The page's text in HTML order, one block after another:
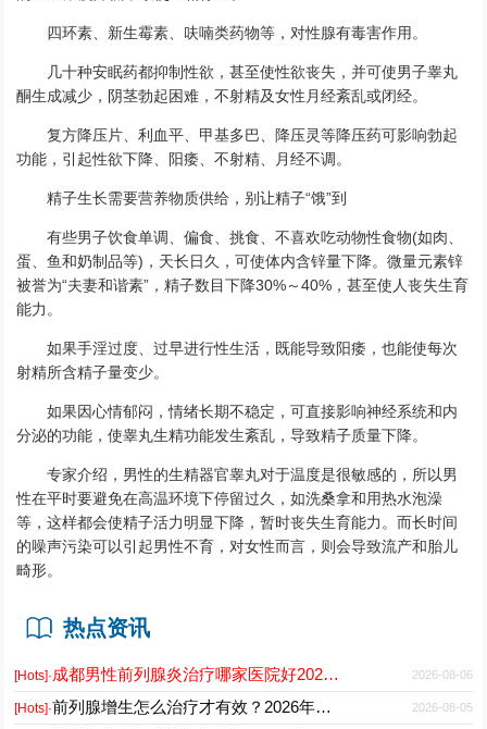
四环素、新生霉素、呋喃类药物等，对性腺有毒害作用。
几十种安眠药都抑制性欲，甚至使性欲丧失，并可使男子睾丸
酮生成减少，阴茎勃起困难，不射精及女性月经紊乱或闭经。
复方降压片、利血平、甲基多巴、降压灵等降压药可影响勃起
功能，引起性欲下降、阳痿、不射精、月经不调。
精子生长需要营养物质供给，别让精子“饿”到
有些男子饮食单调、偏食、挑食、不喜欢吃动物性食物(如肉、
蛋、鱼和奶制品等)，天长日久，可使体内含锌量下降。微量元素锌
被誉为“夫妻和谐素”，精子数目下降30%～40%，甚至使人丧失生育
能力。
如果手淫过度、过早进行性生活，既能导致阳痿，也能使每次
射精所含精子量变少。
如果因心情郁闷，情绪长期不稳定，可直接影响神经系统和内
分泌的功能，使睾丸生精功能发生紊乱，导致精子质量下降。
专家介绍，男性的生精器官睾丸对于温度是很敏感的，所以男
性在平时要避免在高温环境下停留过久，如洗桑拿和用热水泡澡
等，这样都会使精子活力明显下降，暂时丧失生育能力。而长时间
的噪声污染可以引起男性不育，对女性而言，则会导致流产和胎儿
畸形。
热点资讯
[Hots]·成都男性前列腺炎治疗哪家医院好2026正规男科专科推荐 2026-08-06
[Hots]·前列腺增生怎么治疗才有效？2026年最新诊疗方案与护理要点 2026-08-05